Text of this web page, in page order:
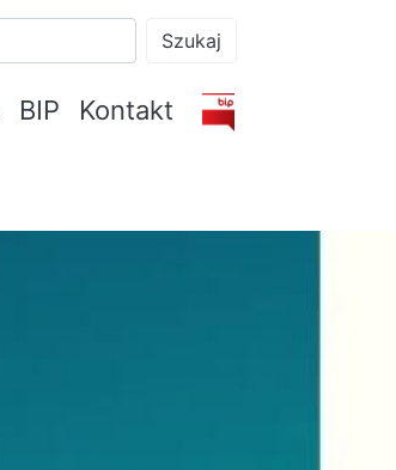
Szukaj
BIP Kontakt